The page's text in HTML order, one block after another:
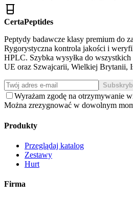
CertaPeptides
Peptydy badawcze klasy premium do
Rygorystyczna kontrola jakości i
HPLC. Szybka wysyłka do wszystkich
UE oraz Szwajcarii, Wielkiej Brytanii,
Wyrażam zgodę na otrzymywanie
Można zrezygnować w dowolnym
Produkty
Przeglądaj katalog
Zestawy
Hurt
Firma